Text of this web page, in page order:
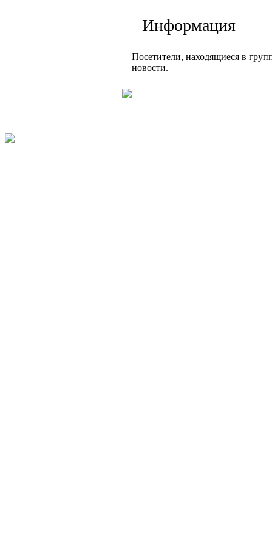
Информация
Посетители, находящиеся в
новости.